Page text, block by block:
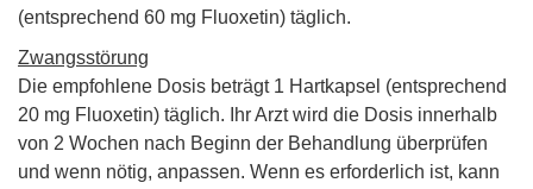
(entsprechend 60 mg Fluoxetin) täglich.
Zwangsstörung
Die empfohlene Dosis beträgt 1 Hartkapsel (entsprechend
20 mg Fluoxetin) täglich. Ihr Arzt wird die Dosis innerhalb
von 2 Wochen nach Beginn der Behandlung überprüfen
und wenn nötig, anpassen. Wenn es erforderlich ist, kann